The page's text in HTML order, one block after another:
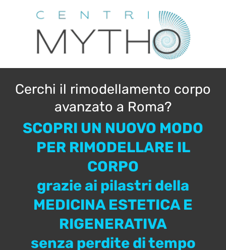
Cerchi il rimodellamento corpo
avanzato a Roma?
SCOPRI UN NUOVO MODO
PER RIMODELLARE IL
CORPO
grazie ai pilastri della
MEDICINA ESTETICA E
RIGENERATIVA
senza perdite di tempo